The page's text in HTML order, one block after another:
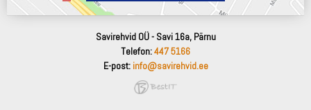
Savirehvid OÜ - Savi 16a, Pärnu
Telefon:447 5166
E-post: info@savirehvid.ee